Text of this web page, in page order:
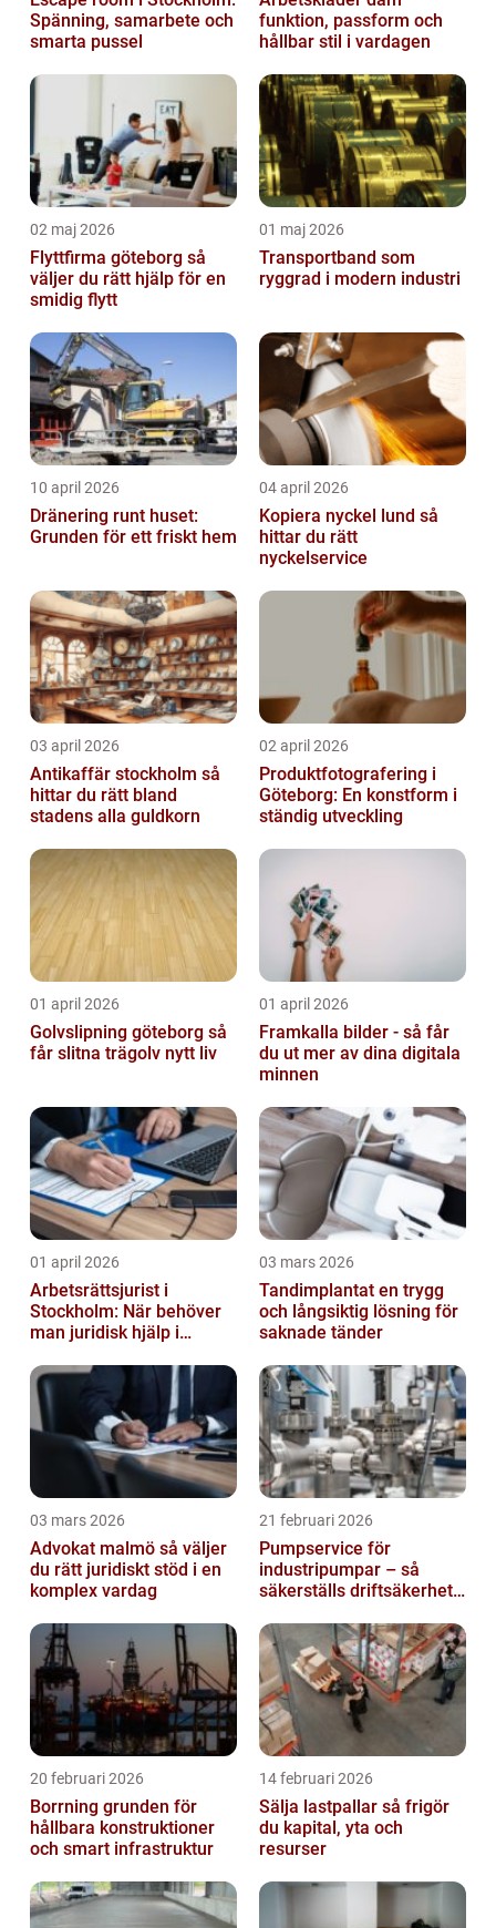
Spänning, samarbete och
smarta pussel
funktion, passform och
hållbar stil i vardagen
02 maj 2026
Flyttfirma göteborg så
väljer du rätt hjälp för en
smidig flytt
01 maj 2026
Transportband som
ryggrad i modern industri
10 april 2026
Dränering runt huset:
Grunden för ett friskt hem
04 april 2026
Kopiera nyckel lund så
hittar du rätt
nyckelservice
03 april 2026
Antikaffär stockholm så
hittar du rätt bland
stadens alla guldkorn
02 april 2026
Produktfotografering i
Göteborg: En konstform i
ständig utveckling
01 april 2026
Golvslipning göteborg så
får slitna trägolv nytt liv
01 april 2026
Framkalla bilder - så får
du ut mer av dina digitala
minnen
01 april 2026
Arbetsrättsjurist i
Stockholm: När behöver
man juridisk hjälp i
03 mars 2026
Tandimplantat en trygg
och långsiktig lösning för
saknade tänder
03 mars 2026
Advokat malmö så väljer
du rätt juridiskt stöd i en
komplex vardag
21 februari 2026
Pumpservice för
industripumpar – så
säkerställs driftsäkerhet
20 februari 2026
Borrning grunden för
hållbara konstruktioner
och smart infrastruktur
14 februari 2026
Sälja lastpallar så frigör
du kapital, yta och
resurser